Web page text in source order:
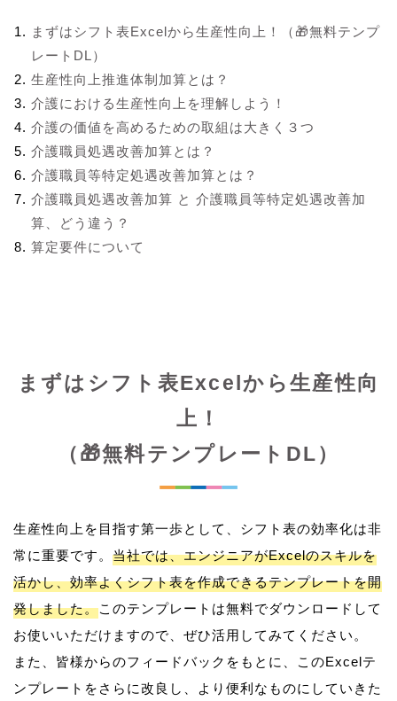
まずはシフト表Excelから生産性向上！（🎁無料テンプ
レートDL）
生産性向上推進体制加算とは？
介護における生産性向上を理解しよう！
介護の価値を高めるための取組は大きく３つ
介護職員処遇改善加算とは？
介護職員等特定処遇改善加算とは？
介護職員処遇改善加算 と 介護職員等特定処遇改善加
算、どう違う？
算定要件について
まずはシフト表Excelから生産性向
上！
（🎁無料テンプレートDL）
生産性向上を目指す第一歩として、シフト表の効率化は非
常に重要です。 当社では、エンジニアがExcelのスキルを
活かし、効率よくシフト表を作成できるテンプレートを開
発しました。このテンプレートは無料でダウンロードして
お使いいただけますので、ぜひ活用してみてください。
また、皆様からのフィードバックをもとに、このExcelテ
ンプレートをさらに改良し、より便利なものにしていきた